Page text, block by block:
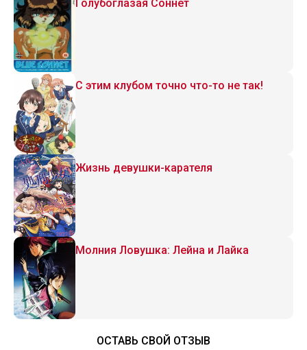
Голубоглазая Соннет
С этим клубом точно что-то не так!
Жизнь девушки-карателя
Молния Ловушка: Лейна и Лайка
ОСТАВЬ СВОЙ ОТЗЫВ